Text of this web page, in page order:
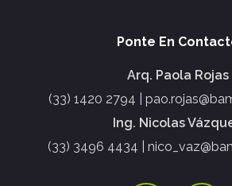
Ponte En
Arq. Paola Rojas
(33) 1420 2794 |
Ing. Nicolas
(33) 3496 4434 |